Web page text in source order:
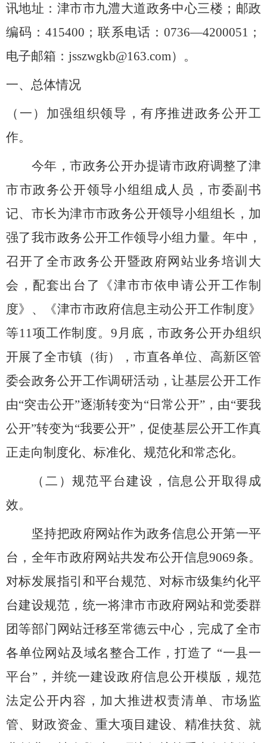
讯地址：津市市九澧大道政务中心三楼；邮政
编码：415400；联系电话：0736—4200051；
电子邮箱 ：jsszwgkb@163.com）。
一、总体情况
（一）加强组织领导，有序推进政务公开工
作。
今年，市政务公开办提请市政府调整了津
市市政务公开领导小组组成人员，市委副书
记、市长为津市市政务公开领导小组组长，加
强了我市政务公开工作领导小组力量。年中，
召开了全市政务公开暨政府网站业务培训大
会，配套出台了《津市市依申请公开工作制
度》、《津市市政府信息主动公开工作制度》
等11项工作制度。9月底，市政务公开办组织
开展了全市镇（街），市直各单位、高新区管
委会政务公开工作调研活动，让基层公开工作
由“突击公开”逐渐转变为“日常公开”，由“要我
公开”转变为“我要公开”，促使基层公开工作真
正走向制度化、标准化、规范化和常态化。
（二）规范平台建设，信息公开取得成
效。
坚持把政府网站作为政务信息公开第一平
台，全年市政府网站共发布公开信息9069条。
对标发展指引和平台规范、对标市级集约化平
台建设规范，统一将津市市政府网站和党委群
团等部门网站迁移至常德云中心，完成了全市
各单位网站及域名整合工作，打造了 “一县一
平台”，并统一建设政府信息公开模版，规范
法定公开内容，加大推进权责清单、市场监
管、财政资金、重大项目建设、精准扶贫、就